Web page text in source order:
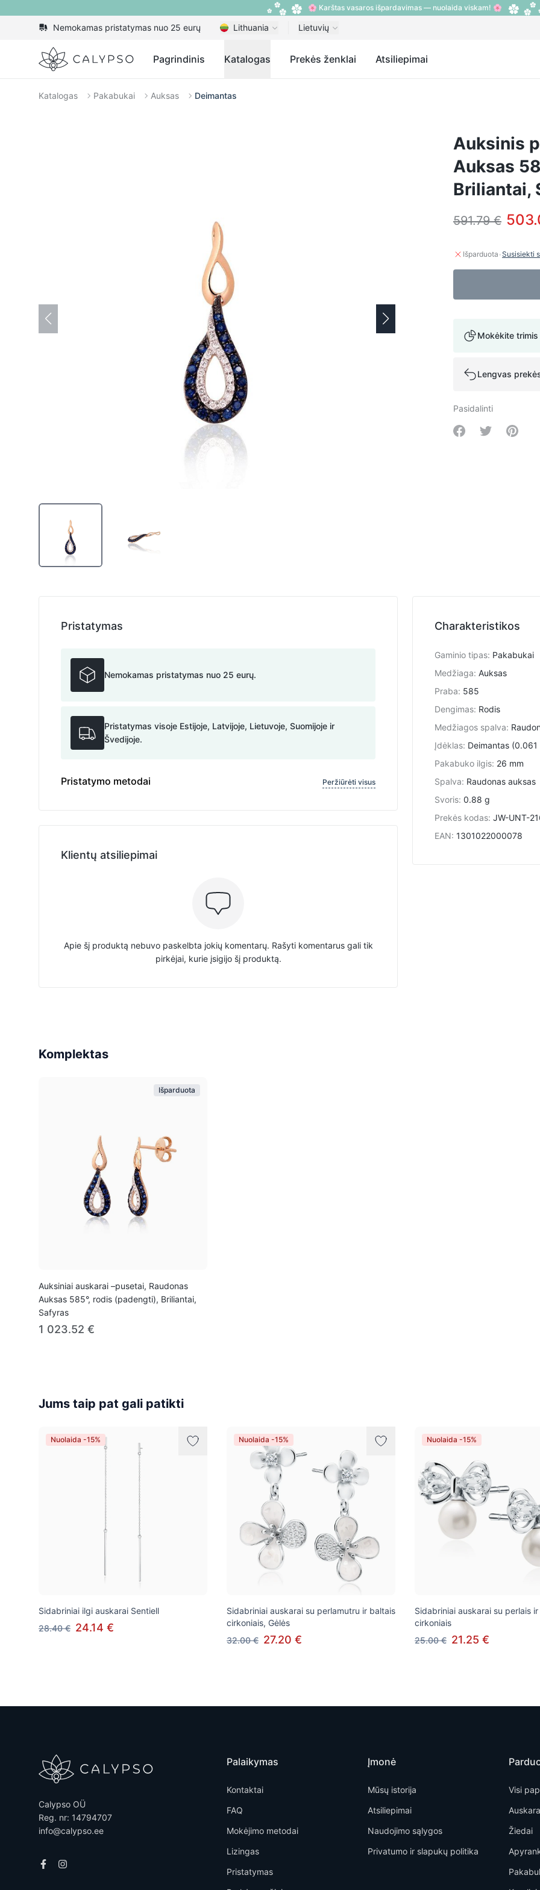
🌸 Karštas vasaros išpardavimas — nuolaida viskam! 🌸
Nemokamas pristatymas nuo 25 eurų Lithuania Lietuvių
Calypso Pagrindinis Katalogas Prekės ženklai Atsiliepimai
Katalogas Pakabukai Auksas Deimantas
Auksinis
Auksas
Briliantai,
591.79 €
Išparduota ·Susisiekti
Mokėkite
Lengvas
Pasidalinti
Share onShare on
Charakteristikos
Gaminio tipas: Pakabukai
Medžiaga: Auksas
Praba: 585
Dengimas: Rodis
Medžiagos spalva:
Įdėklas: Deimantas
Pakabuko ilgis: 26 mm
Spalva: Raudonas auksas
Svoris: 0.88 g
Prekės kodas: JW-UNT-
EAN: 1301022000078
Pristatymas
Nemokamas pristatymas nuo 25 eurų.
Pristatymas visoje Estijoje, Latvijoje, Lietuvoje, Suomijoje ir
Švedijoje.
Pristatymo metodai Peržiūrėti visus
Klientų atsiliepimai
Apie šį produktą nebuvo paskelbta jokių komentarų. Rašyti komentarus gali tik
pirkėjai, kurie įsigijo šį produktą.
Komplektas
Išparduota
Auksiniai auskarai –pusetai, Raudonas
Auksas 585°, rodis (padengti), Briliantai,
Safyras
1 023.52 €
Jums taip pat gali patikti
Nuolaida -15%
Sidabriniai ilgi auskarai Sentiell
28.40 € 24.14 €
Nuolaida -15%
Sidabriniai auskarai su perlamutru ir baltais
cirkoniais, Gėlės
32.00 € 27.20 €
Nuolaida -15%
Sidabriniai auskarai su perlais
cirkoniais
25.00 € 21.25 €
Calypso OÜ
Reg. nr: 14794707
info@calypso.ee
Palaikymas
Kontaktai
FAQ
Mokėjimo metodai
Lizingas
Pristatymas
Įmonė
Mūsų istorija
Atsiliepimai
Naudojimo sąlygos
Privatumo ir slapukų politika
Visi
Žiedai